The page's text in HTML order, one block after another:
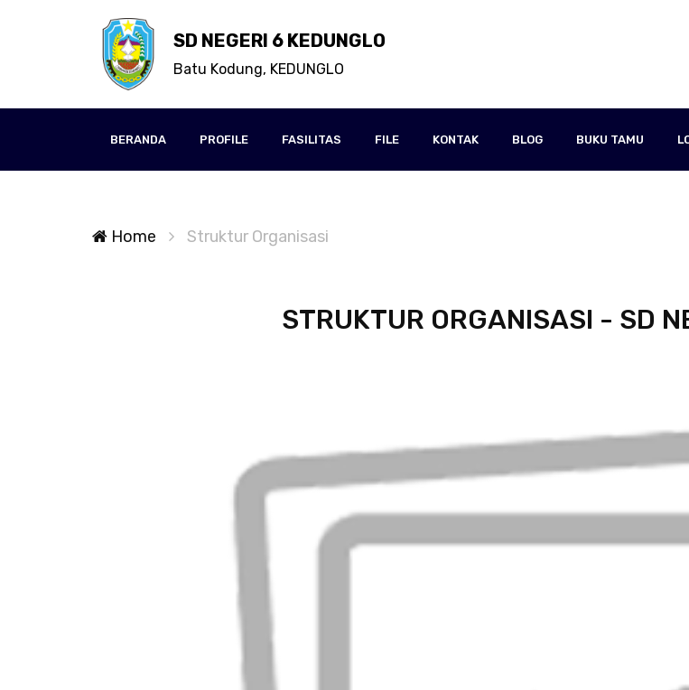
SD NEGERI 6 KEDUNGLO
Batu Kodung, KEDUNGLO
BERANDA PROFILE FASILITAS FILE KONTAK BLOG BUKU TAMU
Home Struktur Organisasi
STRUKTUR ORGANISASI - SD